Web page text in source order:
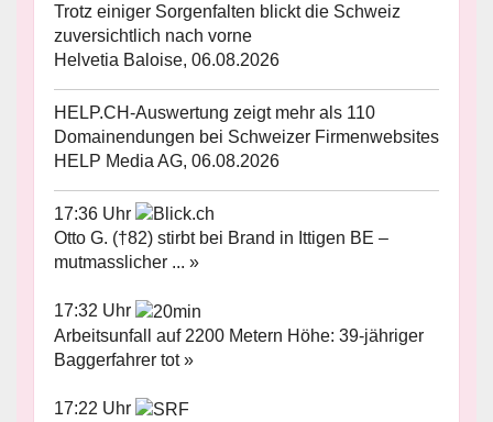
Trotz einiger Sorgenfalten blickt die Schweiz
zuversichtlich nach vorne
Helvetia Baloise, 06.08.2026
HELP.CH-Auswertung zeigt mehr als 110
Domainendungen bei Schweizer Firmenwebsites
HELP Media AG, 06.08.2026
17:36 Uhr
Otto G. (†82) stirbt bei Brand in Ittigen BE –
mutmasslicher ... »
17:32 Uhr
Arbeitsunfall auf 2200 Metern Höhe: 39-jähriger
Baggerfahrer tot »
17:22 Uhr